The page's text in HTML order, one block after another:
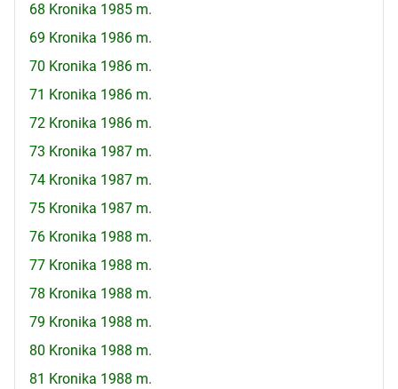
68 Kronika 1985 m.
69 Kronika 1986 m.
70 Kronika 1986 m.
71 Kronika 1986 m.
72 Kronika 1986 m.
73 Kronika 1987 m.
74 Kronika 1987 m.
75 Kronika 1987 m.
76 Kronika 1988 m.
77 Kronika 1988 m.
78 Kronika 1988 m.
79 Kronika 1988 m.
80 Kronika 1988 m.
81 Kronika 1988 m.